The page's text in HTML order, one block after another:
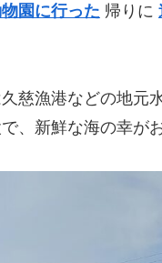
園に行った 帰りに
慈漁港などの地元
、新鮮な海の幸が